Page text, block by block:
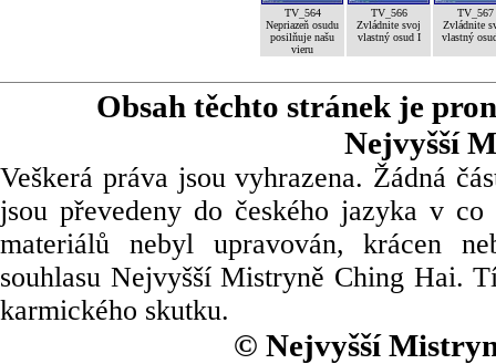
TV_564
Nepriazeň osudu
posilňuje našu
vieru
TV_566
Zvládnite svoj
vlastný osud I
TV_567
Zvládnite
vlastný
Obsah těchto stránek je
Nejvyšší
Veškerá práva jsou vyhrazena. Žádná
jsou převedeny do českého jazyka v
materiálů nebyl upravován, krácen
souhlasu Nejvyšší Mistryně Ching Hai.
karmického skutku.
© Nejvyšší